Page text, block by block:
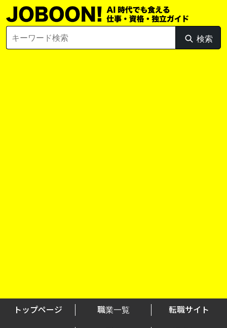
Skip
to
for:
検索
検
索
トップページ 職業一覧 転職サイト